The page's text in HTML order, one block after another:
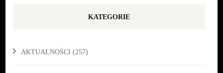
KATEGORIE
AKTUALNOŚCI (257)